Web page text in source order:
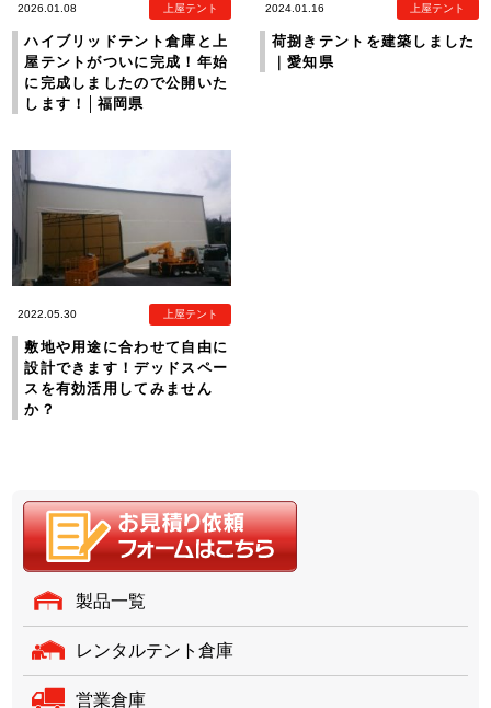
2026.01.08 上屋テント
ハイブリッドテント倉庫と上
屋テントがついに完成！年始
に完成しましたので公開いた
します！│福岡県
2024.01.16 上屋テント
荷捌きテントを建築しました
｜愛知県
2022.05.30 上屋テント
敷地や用途に合わせて自由に
設計できます！デッドスペー
スを有効活用してみません
か？
製品一覧
レンタルテント倉庫
営業倉庫